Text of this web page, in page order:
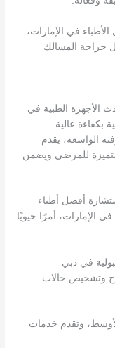
في الإمارات،
جراحة المسالك
الأجهزة الطبية في
بكفاءة عالية.
الواسعة، يقدم
للمرضى ويضمن
أفضل أطباء
الإمارات، أمرًا حيويًا
في دبي
وتشخيص حالات
وتقدم خدمات